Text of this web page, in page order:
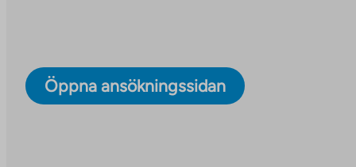
miljö.Öppna ansökningssidan